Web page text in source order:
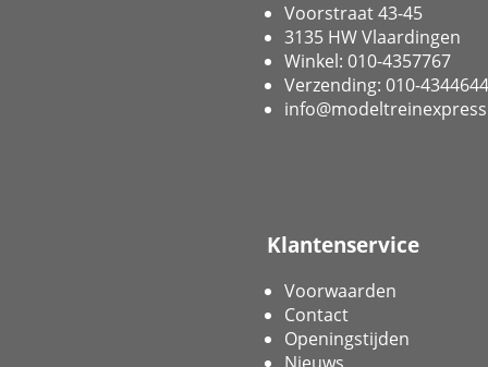
Voorstraat 43-45
3135 HW Vlaardingen
Winkel: 010-4357767
Verzending: 010-4344644
Klantenservice
Voorwaarden
Contact
Openingstijden